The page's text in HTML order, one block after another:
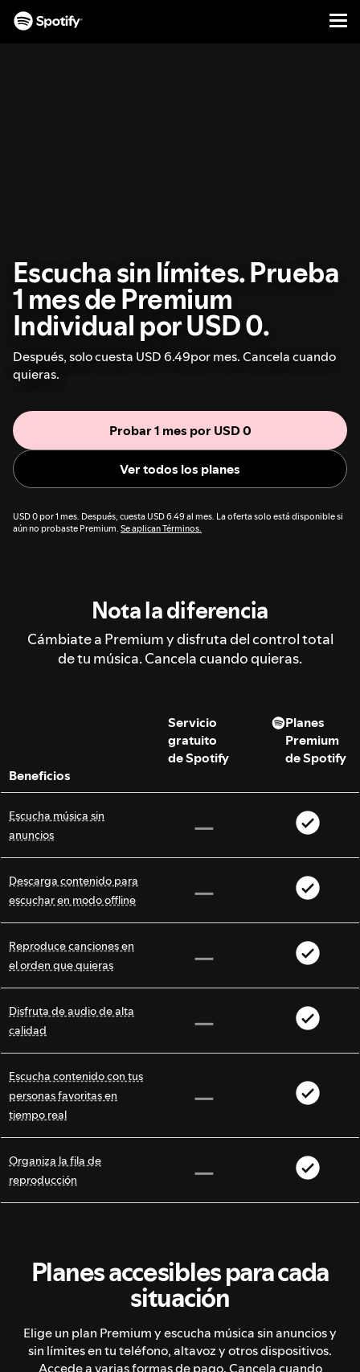
Escucha sin límites. Prueba
1 mes de Premium
Individual por USD 0.
Después, solo cuesta USD 6.49por mes. Cancela cuando
quieras.
Probar 1 mes por USD 0
Ver todos los planes
USD 0 por 1 mes. Después, cuesta USD 6.49 al mes. La oferta solo está disponible si
aún no probaste Premium. Se aplican Términos.
Nota la diferencia
Cámbiate a Premium y disfruta del control total
de tu música. Cancela cuando quieras.
Beneficios
Servicio
gratuito
de Spotify
Planes
Premium
de Spotify
Escucha música sin
anuncios
Descarga contenido para
escuchar en modo offline
Reproduce canciones en
el orden que quieras
Disfruta de audio de alta
calidad
Escucha contenido con tus
personas favoritas en
tiempo real
Organiza la fila de
reproducción
Planes accesibles para cada
situación
Elige un plan Premium y escucha música sin anuncios y
sin límites en tu teléfono, altavoz y otros dispositivos.
Accede a varias formas de pago. Cancela cuando